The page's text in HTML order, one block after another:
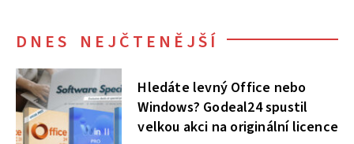
DNES NEJČTENĚJŠÍ
Hledáte levný Office nebo
Windows? Godeal24 spustil
velkou akci na originální licence